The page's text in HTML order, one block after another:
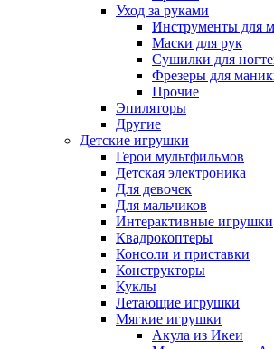
Уход за руками
Инструменты для
Маски для рук
Сушилки для
Фрезеры для
Прочие
Эпиляторы
Другие
Детские игрушки
Герои мультфильмов
Детская электроника
Для девочек
Для мальчиков
Интерактивные игрушки
Квадрокоптеры
Консоли и приставки
Конструкторы
Куклы
Летающие игрушки
Мягкие игрушки
Акула из Икеи